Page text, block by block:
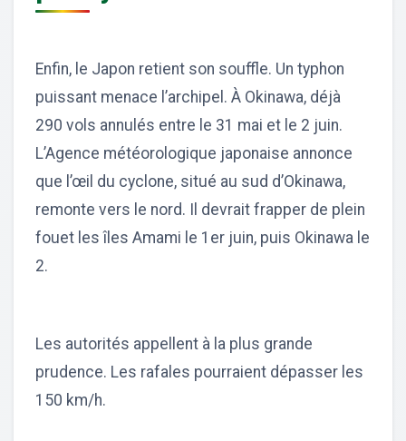
Enfin, le Japon retient son souffle. Un typhon
puissant menace l’archipel. À Okinawa, déjà
290 vols annulés entre le 31 mai et le 2 juin.
L’Agence météorologique japonaise annonce
que l’œil du cyclone, situé au sud d’Okinawa,
remonte vers le nord. Il devrait frapper de plein
fouet les îles Amami le 1er juin, puis Okinawa le
2.
Les autorités appellent à la plus grande
prudence. Les rafales pourraient dépasser les
150 km/h.